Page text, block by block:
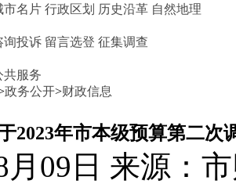
市名片 行政区划 历史沿革 自然地理
询投诉 留言选登 征集调查
共服务
政务公开>财政信息
2023年市本级预算第二次
09日 来源：